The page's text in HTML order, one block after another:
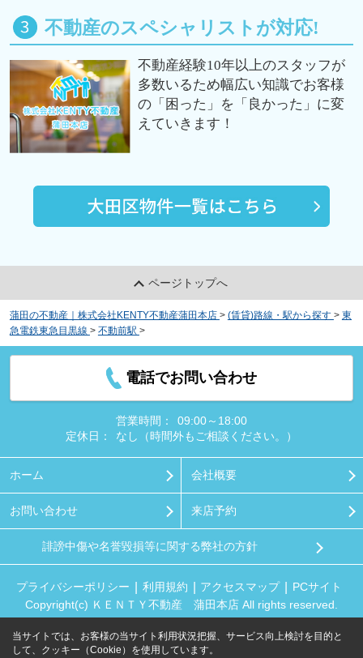
不動産のスペシャリストが対応!
不動産経験10年以上のスタッフが
多数いるため幅広い知識でお客様
の「困った」を「良かった」に変
えていきます！
ページトップへ
蒲田の不動産｜株式会社KENTY不動産蒲田本店 > (賃貸)路線・駅から探す > 東
急電鉄東急目黒線 > 不動前駅 >
電話でお問い合わせ
営業時間：
09:00～18:00
定休日：
なし（時間外もご相談ください。）
ホーム 会社概要
お問い合わせ 来店予約
誹謗中傷や名誉毀損等に関する弊社の方針
プライバシーポリシー 利用規約 アクセスマップ
PCサイト
Copyright(c) ＫＥＮＴＹ不動産 蒲田本店 All rights reserved.
当サイトでは、お客様の当サイト利用状況把握、サービス向上検討を目的と
して、クッキー（Cookie）を使用しています。